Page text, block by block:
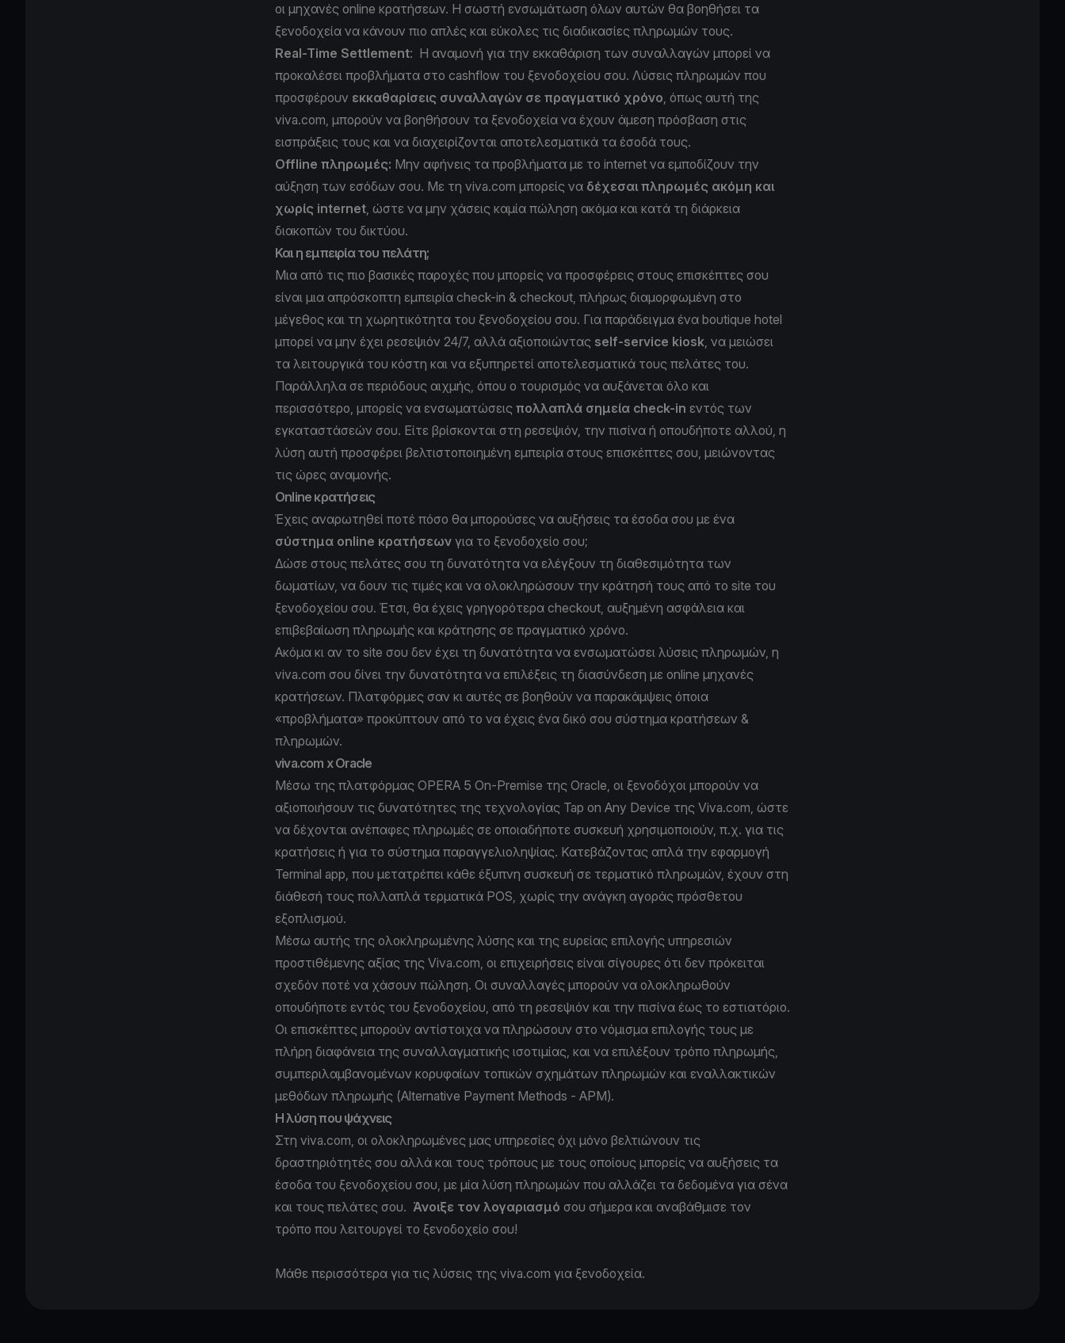
οι μηχανές online κρατήσεων. Η σωστή ενσωμάτωση όλων αυτών θα βοηθήσει τα
ξενοδοχεία να κάνουν πιο απλές και εύκολες τις διαδικασίες πληρωμών τους.
Real-Time Settlement: Η αναμονή για την εκκαθάριση των συναλλαγών μπορεί να
προκαλέσει προβλήματα στο cashflow του ξενοδοχείου σου. Λύσεις πληρωμών που
προσφέρουν εκκαθαρίσεις συναλλαγών σε πραγματικό χρόνο , όπως αυτή της
viva.com, μπορούν να βοηθήσουν τα ξενοδοχεία να έχουν άμεση πρόσβαση στις
εισπράξεις τους και να διαχειρίζονται αποτελεσματικά τα έσοδά τους.
Offline πληρωμές: Μην αφήνεις τα προβλήματα με το internet να εμποδίζουν την
αύξηση των εσόδων σου. Με τη viva.com μπορείς να δέχεσαι πληρωμές ακόμη και
χωρίς internet , ώστε να μην χάσεις καμία πώληση ακόμα και κατά τη διάρκεια
διακοπών του δικτύου.
Και η εμπειρία του πελάτη;
Μια από τις πιο βασικές παροχές που μπορείς να προσφέρεις στους επισκέπτες σου
είναι μια απρόσκοπτη εμπειρία check-in & checkout, πλήρως διαμορφωμένη στο
μέγεθος και τη χωρητικότητα του ξενοδοχείου σου. Για παράδειγμα ένα boutique hotel
μπορεί να μην έχει ρεσεψιόν 24/7, αλλά αξιοποιώντας self-service kiosk , να μειώσει
τα λειτουργικά του κόστη και να εξυπηρετεί αποτελεσματικά τους πελάτες του.
Παράλληλα σε περιόδους αιχμής, όπου ο τουρισμός να αυξάνεται όλο και
περισσότερο, μπορείς να ενσωματώσεις πολλαπλά σημεία check-in εντός των
εγκαταστάσεών σου. Είτε βρίσκονται στη ρεσεψιόν, την πισίνα ή οπουδήποτε αλλού, η
λύση αυτή προσφέρει βελτιστοποιημένη εμπειρία στους επισκέπτες σου, μειώνοντας
τις ώρες αναμονής.
Online κρατήσεις
Έχεις αναρωτηθεί ποτέ πόσο θα μπορούσες να αυξήσεις τα έσοδα σου με ένα
σύστημα online κρατήσεων για το ξενοδοχείο σου;
Δώσε στους πελάτες σου τη δυνατότητα να ελέγξουν τη διαθεσιμότητα των
δωματίων, να δουν τις τιμές και να ολοκληρώσουν την κράτησή τους από το site του
ξενοδοχείου σου. Έτσι, θα έχεις γρηγορότερα checkout, αυξημένη ασφάλεια και
επιβεβαίωση πληρωμής και κράτησης σε πραγματικό χρόνο.
Ακόμα κι αν το site σου δεν έχει τη δυνατότητα να ενσωματώσει λύσεις πληρωμών, η
viva.com σου δίνει την δυνατότητα να επιλέξεις τη διασύνδεση με online μηχανές
κρατήσεων. Πλατφόρμες σαν κι αυτές σε βοηθούν να παρακάμψεις όποια
«προβλήματα» προκύπτουν από το να έχεις ένα δικό σου σύστημα κρατήσεων &
πληρωμών.
viva.com x Oracle
Μέσω της πλατφόρμας OPERA 5 On-Premise της Oracle, οι ξενοδόχοι μπορούν να
αξιοποιήσουν τις δυνατότητες της τεχνολογίας Tap on Any Device της Viva.com, ώστε
να δέχονται ανέπαφες πληρωμές σε οποιαδήποτε συσκευή χρησιμοποιούν, π.χ. για τις
κρατήσεις ή για το σύστημα παραγγελιοληψίας. Κατεβάζοντας απλά την εφαρμογή
Terminal app, που μετατρέπει κάθε έξυπνη συσκευή σε τερματικό πληρωμών, έχουν στη
διάθεσή τους πολλαπλά τερματικά POS, χωρίς την ανάγκη αγοράς πρόσθετου
εξοπλισμού.
Μέσω αυτής της ολοκληρωμένης λύσης και της ευρείας επιλογής υπηρεσιών
προστιθέμενης αξίας της Viva.com, οι επιχειρήσεις είναι σίγουρες ότι δεν πρόκειται
σχεδόν ποτέ να χάσουν πώληση. Οι συναλλαγές μπορούν να ολοκληρωθούν
οπουδήποτε εντός του ξενοδοχείου, από τη ρεσεψιόν και την πισίνα έως το εστιατόριο.
Οι επισκέπτες μπορούν αντίστοιχα να πληρώσουν στο νόμισμα επιλογής τους με
πλήρη διαφάνεια της συναλλαγματικής ισοτιμίας, και να επιλέξουν τρόπο πληρωμής,
συμπεριλαμβανομένων κορυφαίων τοπικών σχημάτων πληρωμών και εναλλακτικών
μεθόδων πληρωμής (Alternative Payment Methods - APM).
Η λύση που ψάχνεις
Στη viva.com, οι ολοκληρωμένες μας υπηρεσίες όχι μόνο βελτιώνουν τις
δραστηριότητές σου αλλά και τους τρόπους με τους οποίους μπορείς να αυξήσεις τα
έσοδα του ξενοδοχείου σου, με μία λύση πληρωμών που αλλάζει τα δεδομένα για σένα
και τους πελάτες σου. Άνοιξε τον λογαριασμό σου σήμερα και αναβάθμισε τον
τρόπο που λειτουργεί το ξενοδοχείο σου!
Μάθε περισσότερα για τις λύσεις της viva.com για ξενοδοχεία.